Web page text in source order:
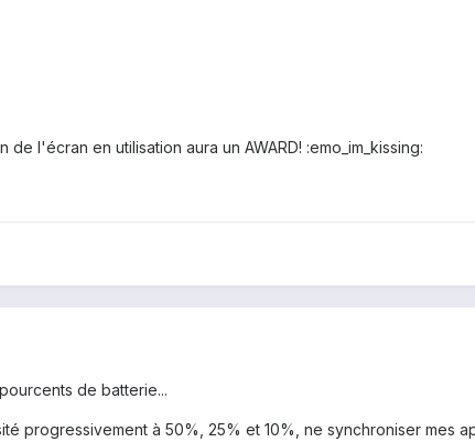
l'écran en utilisation aura un AWARD! :emo_im_kissing:
de batterie...
progressivement à 50%, 25% et 10%, ne synchroniser mes